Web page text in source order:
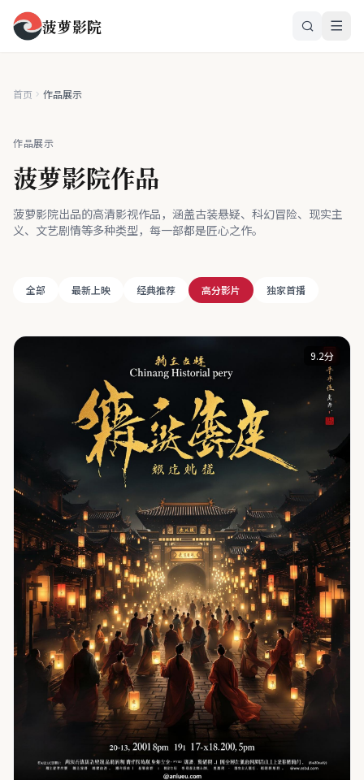
菠萝影院
首页 作品展示
作品展示
菠萝影院作品
菠萝影院出品的高清影视作品，涵盖古装悬疑、科幻冒险、现实主
义、文艺剧情等多种类型，每一部都是匠心之作。
全部 最新上映 经典推荐 高分影片 独家首播
9.2分